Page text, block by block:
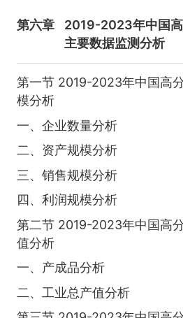
第六章
2019-2023年中国
主要数据监测分析
第一节 2019-2023年中国高
模分析
一、企业数量分析
二、资产规模分析
三、销售规模分析
四、利润规模分析
第二节 2019-2023年中国高
值分析
一、产成品分析
二、工业总产值分析